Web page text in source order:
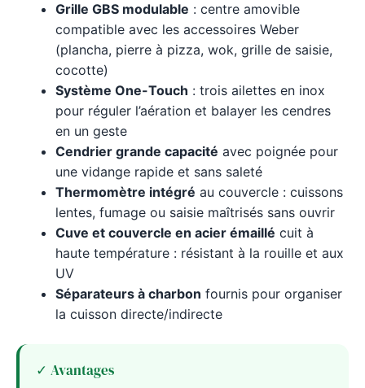
Grille GBS modulable : centre amovible
compatible avec les accessoires Weber
(plancha, pierre à pizza, wok, grille de saisie,
cocotte)
Système One-Touch : trois ailettes en inox
pour réguler l’aération et balayer les cendres
en un geste
Cendrier grande capacité avec poignée pour
une vidange rapide et sans saleté
Thermomètre intégré au couvercle : cuissons
lentes, fumage ou saisie maîtrisés sans ouvrir
Cuve et couvercle en acier émaillé cuit à
haute température : résistant à la rouille et aux
UV
Séparateurs à charbon fournis pour organiser
la cuisson directe/indirecte
✓ Avantages